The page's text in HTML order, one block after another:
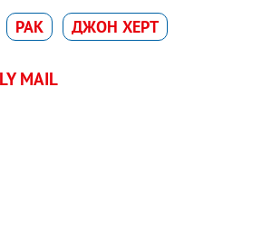
РАК ДЖОН ХЕРТ
MAIL